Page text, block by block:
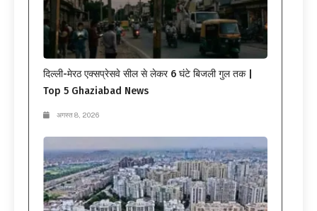
दिल्ली-मेरठ एक्सप्रेसवे सील से लेकर 6 घंटे बिजली गुल तक |
Top 5 Ghaziabad News
अगस्त 8, 2026